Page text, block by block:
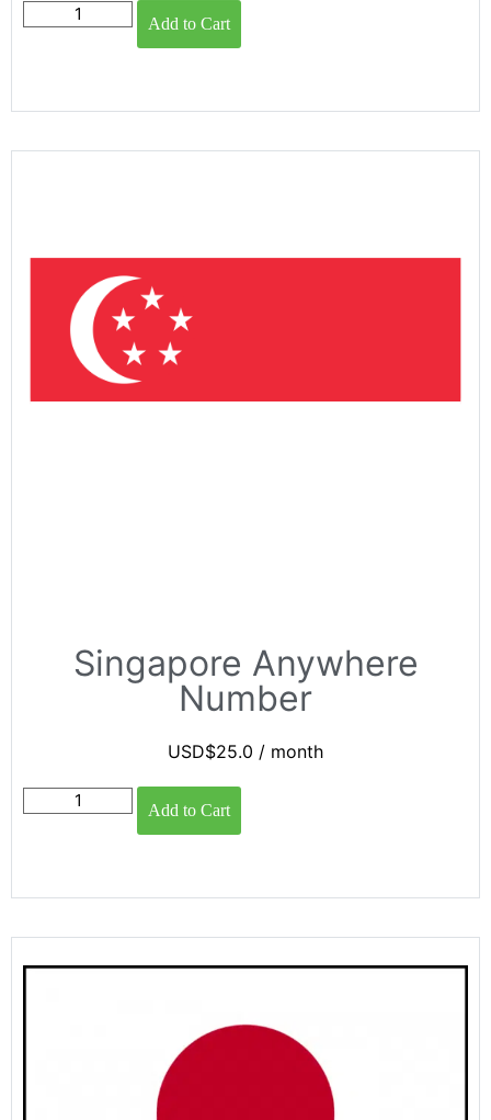
Add to Cart
Singapore Anywhere
Number
USD$25.0 / month
Add to Cart